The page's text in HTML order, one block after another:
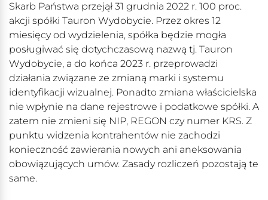
Skarb Państwa przejął 31 grudnia 2022 r. 100 proc.
akcji spółki Tauron Wydobycie. Przez okres 12
miesięcy od wydzielenia, spółka będzie mogła
posługiwać się dotychczasową nazwą tj. Tauron
Wydobycie, a do końca 2023 r. przeprowadzi
działania związane ze zmianą marki i systemu
identyfikacji wizualnej. Ponadto zmiana właścicielska
nie wpłynie na dane rejestrowe i podatkowe spółki. A
zatem nie zmieni się NIP, REGON czy numer KRS. Z
punktu widzenia kontrahentów nie zachodzi
konieczność zawierania nowych ani aneksowania
obowiązujących umów. Zasady rozliczeń pozostają te
same.